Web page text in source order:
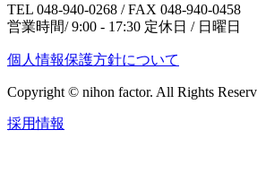
TEL 048-940-0268 / FAX 048-940-0458
営業時間/ 9:00 - 17:30 定休日 / 日曜日
個人情報保護方針について
Copyright © nihon factor. All Rights
採用情報